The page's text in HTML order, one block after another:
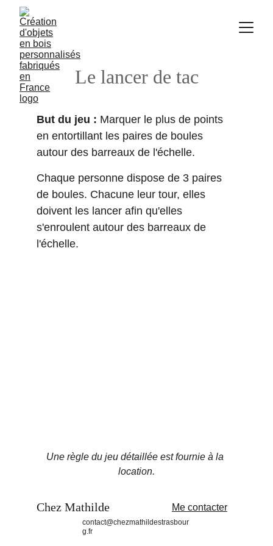
Le lancer de tac
But du jeu : Marquer le plus de points
en entortillant les paires de boules
autour des barreaux de l'échelle.
Chaque personne dispose de 3 paires
de boules. Chacune leur tour, elles
doivent les lancer afin qu'elles
s'enroulent autour des barreaux de
l'échelle.
Une règle du jeu détaillée est fournie à la
location.
Chez Mathilde Me contacter
contact@chezmathildestrasbour
g.fr